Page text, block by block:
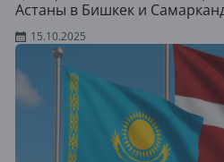
Астаны в Бишкек и
15.10.2025